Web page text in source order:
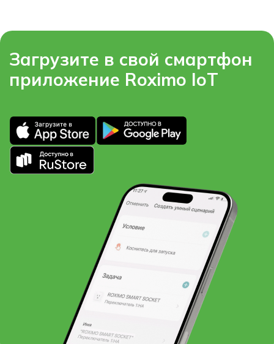
Загрузите в свой смартфон
приложение Roximo IoT